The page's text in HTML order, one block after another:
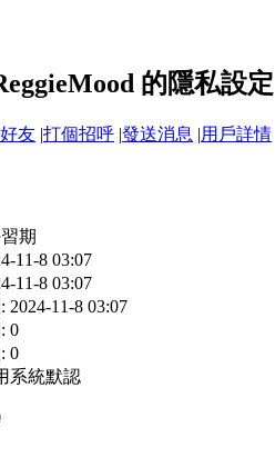
的隱私設
友 |打個招呼 |發送消息 |用戶詳情
期
11-8 03:07
11-8 03:07
11-8 03:07
0
0
系統默認